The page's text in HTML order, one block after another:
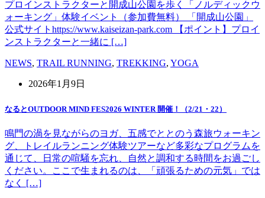
プロインストラクターと開成山公園を歩く「ノルディックウ
ォーキング」体験イベント（参加費無料） 「開成山公園」
公式サイトhttps://www.kaiseizan-park.com 【ポイント】プロイ
ンストラクターと一緒に […]
NEWS, TRAIL RUNNING, TREKKING, YOGA
2026年1月9日
なるとOUTDOOR MIND FES2026 WINTER 開催！（2/21・22）
鳴門の渦を見ながらのヨガ、五感でととのう森旅ウォーキン
グ、トレイルランニング体験ツアーなど多彩なプログラムを
通じて、日常の喧騒を忘れ、自然と調和する時間をお過ごし
ください。ここで生まれるのは、「頑張るための元気」では
なく […]